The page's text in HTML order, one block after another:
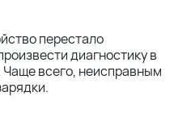
перестало
диагностику в
всего, неисправным